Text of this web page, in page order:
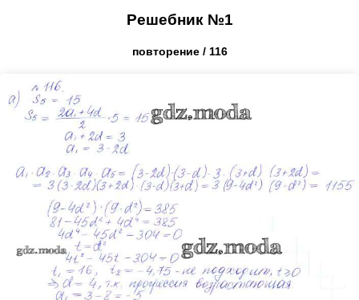
Решебник №1
повторение / 116